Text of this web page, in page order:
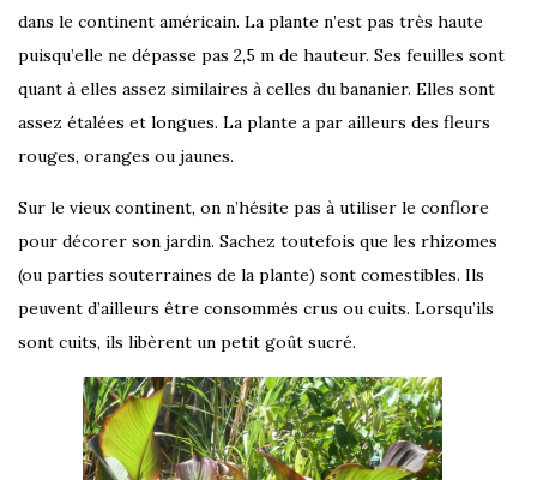
dans le continent américain. La plante n’est pas très haute
puisqu’elle ne dépasse pas 2,5 m de hauteur. Ses feuilles sont
quant à elles assez similaires à celles du bananier. Elles sont
assez étalées et longues. La plante a par ailleurs des fleurs
rouges, oranges ou jaunes.
Sur le vieux continent, on n’hésite pas à utiliser le conflore
pour décorer son jardin. Sachez toutefois que les rhizomes
(ou parties souterraines de la plante) sont comestibles. Ils
peuvent d’ailleurs être consommés crus ou cuits. Lorsqu’ils
sont cuits, ils libèrent un petit goût sucré.